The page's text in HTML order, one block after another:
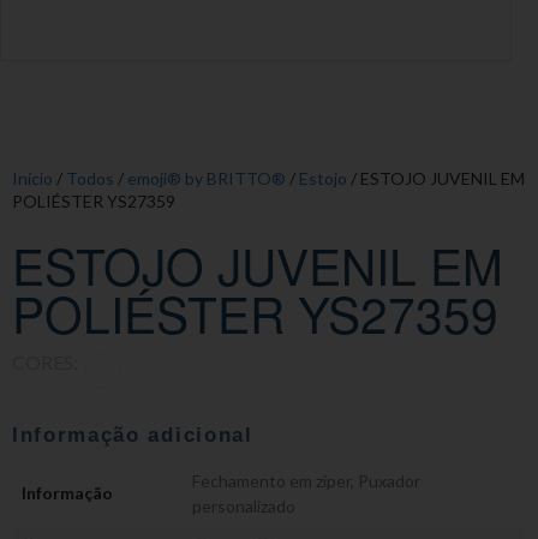
Início / Todos / emoji® by BRITTO® / Estojo / ESTOJO JUVENIL EM
POLIÉSTER YS27359
ESTOJO JUVENIL EM
POLIÉSTER YS27359
Informação adicional
Informação
Fechamento em zíper Puxador
personalizado